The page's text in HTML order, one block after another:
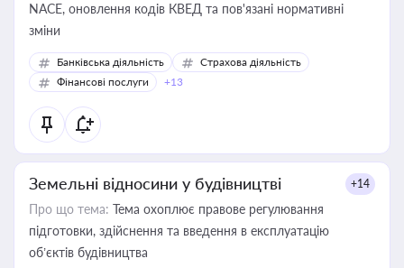
NACE, оновлення кодів КВЕД та пов'язані нормативні
зміни
Банківська діяльність
Страхова діяльність
Фінансові послуги
+13
Земельні відносини у будівництві +14
Про що тема: Тема охоплює правове регулювання
підготовки, здійснення та введення в експлуатацію
об’єктів будівництва